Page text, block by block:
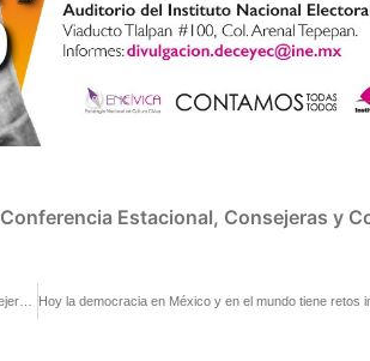
Conferencia Estacional, Consejeras y